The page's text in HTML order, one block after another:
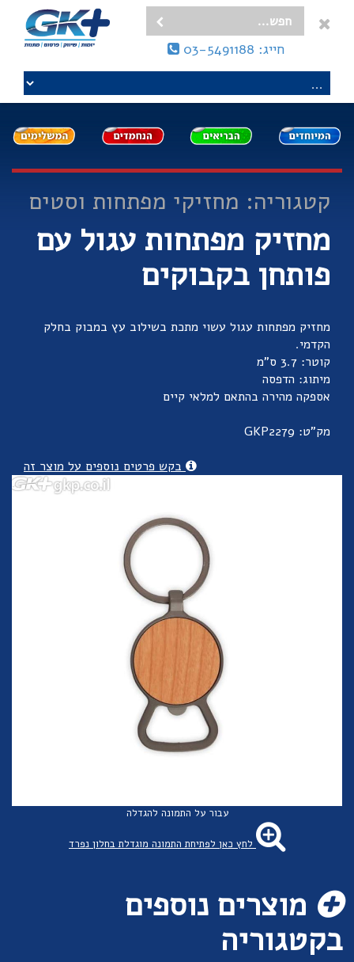
חייג: 03-5491188
קטגוריה: מחזיקי מפתחות וסטים
מחזיק מפתחות עגול עם
פותחן בקבוקים
מחזיק מפתחות עגול עשוי מתכת בשילוב עץ במבוק בחלק
הקדמי.
קוטר: 3.7 ס"מ
מיתוג: הדפסה
אספקה מהירה בהתאם למלאי קיים
מק"ט: GKP2279
בקש פרטים נוספים על מוצר זה
עבור על התמונה להגדלה
לחץ כאן לפתיחת התמונה מוגדלת בחלון נפרד
מוצרים נוספים
בקטגוריה